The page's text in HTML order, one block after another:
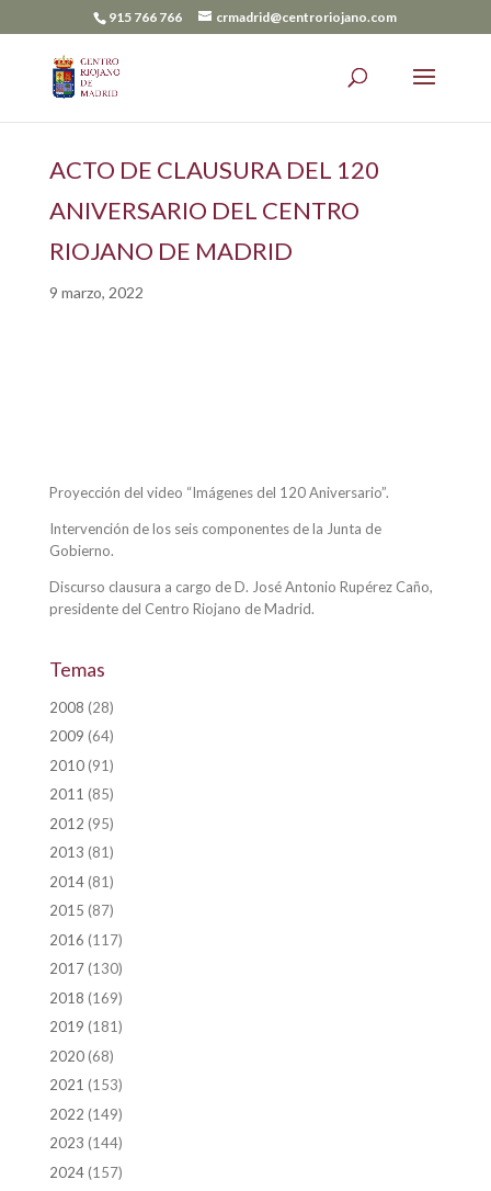
915 766 766 crmadrid@centroriojano.com
ACTO DE CLAUSURA DEL 120
ANIVERSARIO DEL CENTRO
RIOJANO DE MADRID
9 marzo, 2022
Proyección del video “Imágenes del 120 Aniversario”.
Intervención de los seis componentes de la Junta de
Gobierno.
Discurso clausura a cargo de D. José Antonio Rupérez Caño,
presidente del Centro Riojano de Madrid.
Temas
2008 (28)
2009 (64)
2010(91)
2011 (85)
2012 (95)
2013 (81)
2014(81)
2015 (87)
2016 (117)
2017(130)
2018 (169)
2019 (181)
2020(68)
2021 (153)
2022 (149)
2023 (144)
2024(157)